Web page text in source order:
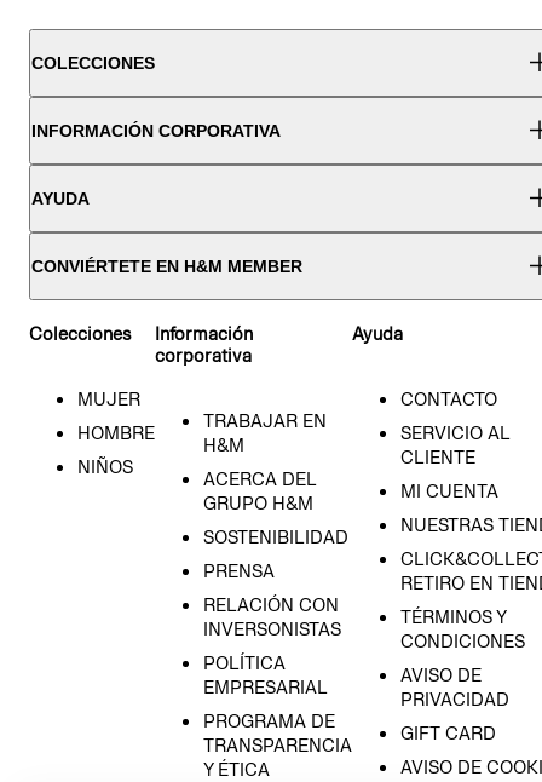
COLECCIONES
INFORMACIÓN CORPORATIVA
AYUDA
CONVIÉRTETE EN H&M MEMBER
Colecciones
MUJER
HOMBRE
NIÑOS
Información
corporativa
TRABAJAR EN
H&M
ACERCA DEL
GRUPO H&M
SOSTENIBILIDAD
PRENSA
RELACIÓN CON
INVERSONISTAS
POLÍTICA
EMPRESARIAL
PROGRAMA DE
TRANSPARENCIA
Y ÉTICA
Ayuda
CONTACTO
SERVICIO AL
CLIENTE
MI CUENTA
NUESTRAS
RETIRO EN
TÉRMINOS Y
CONDICIONES
AVISO DE
PRIVACIDAD
GIFT CARD
AVISO DE